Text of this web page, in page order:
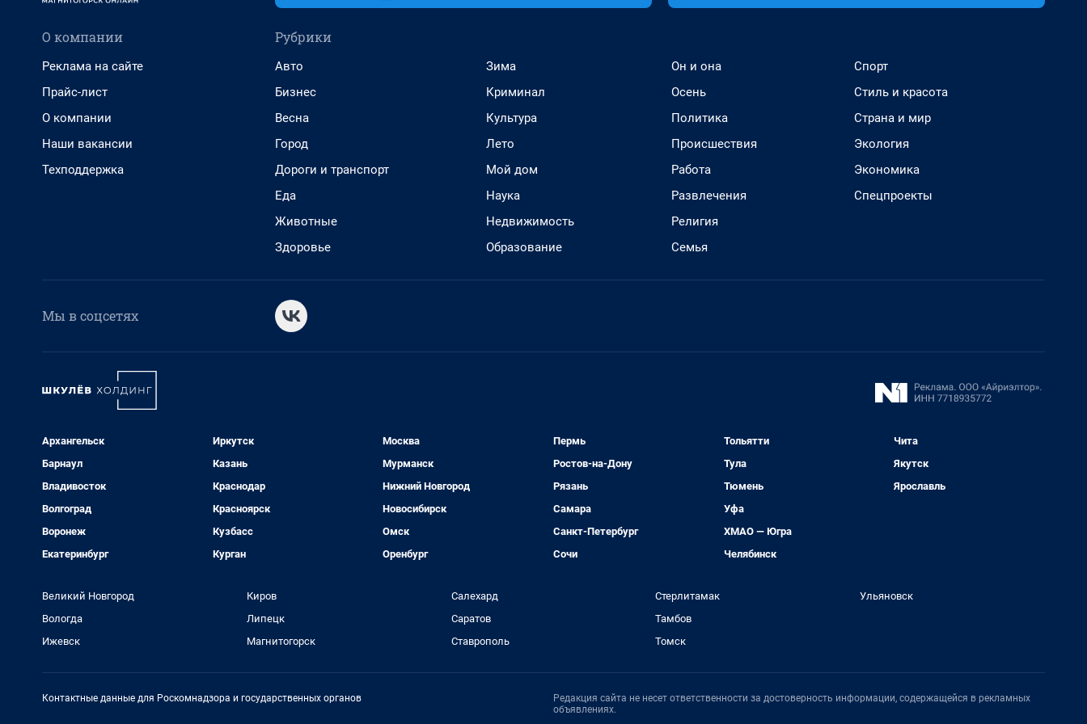
О компании
Реклама на сайте
Прайс-лист
О компании
Наши вакансии
Техподдержка
Рубрики
Авто
Бизнес
Весна
Город
Дороги и транспорт
Еда
Животные
Здоровье
Зима
Криминал
Культура
Лето
Мой дом
Наука
Недвижимость
Образование
Он и она
Осень
Политика
Происшествия
Работа
Развлечения
Религия
Семья
Спорт
Стиль и красота
Страна и мир
Экология
Экономика
Спецпроекты
Мы в соцсетях
Архангельск
Барнаул
Владивосток
Волгоград
Воронеж
Екатеринбург
Иркутск
Казань
Краснодар
Красноярск
Кузбасс
Курган
Москва
Мурманск
Нижний Новгород
Новосибирск
Омск
Оренбург
Пермь
Ростов-на-Дону
Рязань
Самара
Санкт-Петербург
Сочи
Тольятти
Тула
Тюмень
Уфа
ХМАО — Югра
Челябинск
Чита
Якутск
Ярославль
Великий Новгород
Вологда
Ижевск
Киров
Липецк
Магнитогорск
Салехард
Саратов
Ставрополь
Стерлитамак
Тамбов
Томск
Ульяновск
Контактные данные для Роскомнадзора и государственных органов
Редакция сайта не несет ответственности за достоверность информации, содержащейся в рекламных
объявлениях.